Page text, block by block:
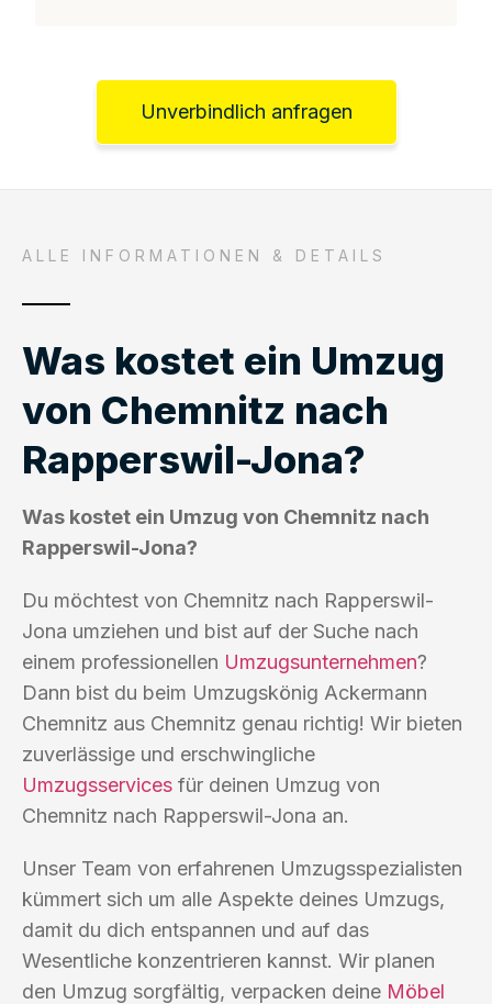
Unverbindlich anfragen
ALLE INFORMATIONEN & DETAILS
Was kostet ein Umzug
von Chemnitz nach
Rapperswil-Jona?
Was kostet ein Umzug von Chemnitz nach
Rapperswil-Jona?
Du möchtest von Chemnitz nach Rapperswil-
Jona umziehen und bist auf der Suche nach
einem professionellen Umzugsunternehmen?
Dann bist du beim Umzugskönig Ackermann
Chemnitz aus Chemnitz genau richtig! Wir bieten
zuverlässige und erschwingliche
Umzugsservices für deinen Umzug von
Chemnitz nach Rapperswil-Jona an.
Unser Team von erfahrenen Umzugsspezialisten
kümmert sich um alle Aspekte deines Umzugs,
damit du dich entspannen und auf das
Wesentliche konzentrieren kannst. Wir planen
den Umzug sorgfältig, verpacken deine Möbel